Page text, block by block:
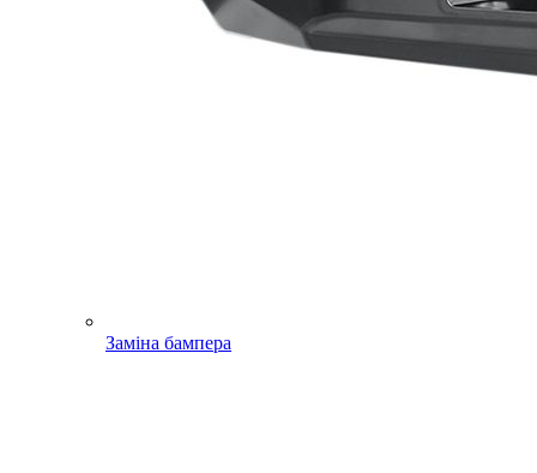
Заміна бампера